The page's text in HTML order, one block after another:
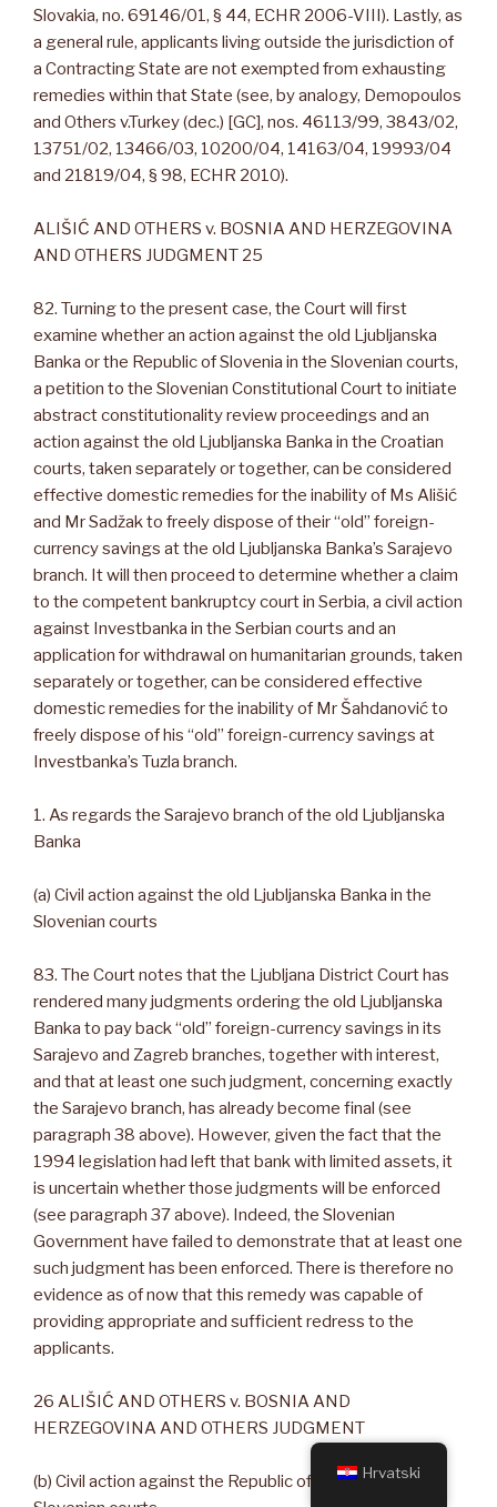
Slovakia, no. 69146/01, § 44, ECHR 2006-VIII). Lastly, as
a general rule, applicants living outside the jurisdiction of
a Contracting State are not exempted from exhausting
remedies within that State (see, by analogy, Demopoulos
and Others v.Turkey (dec.) [GC], nos. 46113/99, 3843/02,
13751/02, 13466/03, 10200/04, 14163/04, 19993/04
and 21819/04, § 98, ECHR 2010).
ALIŠIĆ AND OTHERS v. BOSNIA AND HERZEGOVINA
AND OTHERS JUDGMENT 25
82. Turning to the present case, the Court will first
examine whether an action against the old Ljubljanska
Banka or the Republic of Slovenia in the Slovenian courts,
a petition to the Slovenian Constitutional Court to initiate
abstract constitutionality review proceedings and an
action against the old Ljubljanska Banka in the Croatian
courts, taken separately or together, can be considered
effective domestic remedies for the inability of Ms Ališić
and Mr Sadžak to freely dispose of their “old” foreign-
currency savings at the old Ljubljanska Banka’s Sarajevo
branch. It will then proceed to determine whether a claim
to the competent bankruptcy court in Serbia, a civil action
against Investbanka in the Serbian courts and an
application for withdrawal on humanitarian grounds, taken
separately or together, can be considered effective
domestic remedies for the inability of Mr Šahdanović to
freely dispose of his “old” foreign-currency savings at
Investbanka’s Tuzla branch.
1. As regards the Sarajevo branch of the old Ljubljanska
Banka
(a) Civil action against the old Ljubljanska Banka in the
Slovenian courts
83. The Court notes that the Ljubljana District Court has
rendered many judgments ordering the old Ljubljanska
Banka to pay back “old” foreign-currency savings in its
Sarajevo and Zagreb branches, together with interest,
and that at least one such judgment, concerning exactly
the Sarajevo branch, has already become final (see
paragraph 38 above). However, given the fact that the
1994 legislation had left that bank with limited assets, it
is uncertain whether those judgments will be enforced
(see paragraph 37 above). Indeed, the Slovenian
Government have failed to demonstrate that at least one
such judgment has been enforced. There is therefore no
evidence as of now that this remedy was capable of
providing appropriate and sufficient redress to the
applicants.
26 ALIŠIĆ AND OTHERS v. BOSNIA AND
HERZEGOVINA AND OTHERS JUDGMENT
(b) Civil action against the Republic of Slovenia in the
Hrvatski